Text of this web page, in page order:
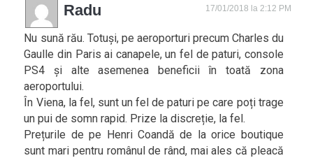
Radu 17/01/2018 la 2:12 PM
Nu sună rău. Totuși, pe aeroporturi precum Charles du
Gaulle din Paris ai canapele, un fel de paturi, console
PS4 și alte asemenea beneficii în toată zona
aeroportului.
În Viena, la fel, sunt un fel de paturi pe care poți trage
un pui de somn rapid. Prize la discreție, la fel.
Prețurile de pe Henri Coandă de la orice boutique
sunt mari pentru românul de rând, mai ales că pleacă